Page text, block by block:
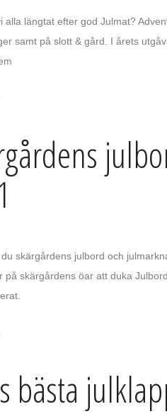
alla längtat efter god Julmat?
samt på slott & gård. I årets
skärgårdens julbord och
på skärgårdens öar att duka
bästa